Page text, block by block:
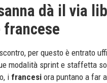
dà il via
per questo è entrato
modalità sprint e staffetta
i francesi ora puntano a far